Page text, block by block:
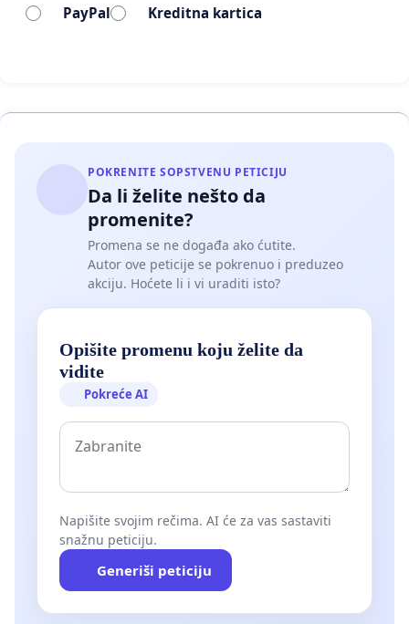
PayPal Kreditna kartica
POKRENITE SOPSTVENU PETICIJU
Da li želite nešto da
promenite?
Promena se ne događa ako ćutite.
Autor ove peticije se pokrenuo i preduzeo
akciju. Hoćete li i vi uraditi isto?
Opišite promenu koju želite da
vidite
Pokreće AI
Napišite svojim rečima. AI će za vas sastaviti
snažnu peticiju.
Generiši peticiju